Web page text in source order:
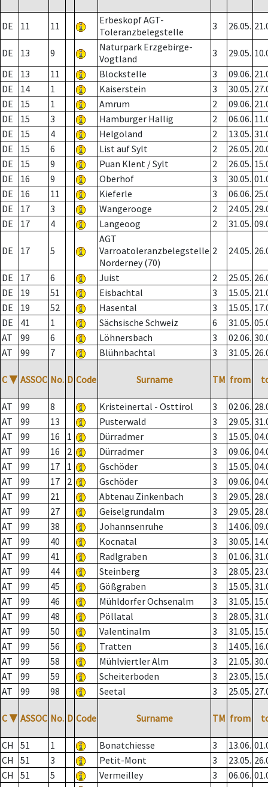
DE 11 11
Erbeskopf AGT-
Toleranzbelegstelle
3 26.05.
DE 13 9
Naturpark Erzgebirge-
Vogtland
3 29.05.
DE
13 11 Blockstelle 3 09.06.
DE
14 1 Kaiserstein 3 30.05.
DE
15 1 Amrum 2 09.06.
DE
15 3 Hamburger Hallig 2 06.06.
DE
15 4 Helgoland 2 13.05.
DE
15 6 List auf Sylt 2 26.05.
DE
15 9 Puan Klent / Sylt 2 26.05.
DE
16 9 Oberhof 3 30.05.
DE
16 11 Kieferle 3 06.06.
DE
17 3 Wangerooge 2 24.05.
DE
17 4 Langeoog 2 31.05.
DE 17 5
AGT
Varroatoleranzbelegstelle
Norderney (70)
2 24.05.
DE 17 6 Juist 2 25.05.
DE
19 51 Eisbachtal 3 15.05.
DE
19 52 Hasental 3 15.05.
DE
41 1 Sächsische Schweiz 6 31.05.
AT
99 6 Löhnersbach 3 02.06.
AT
99 7 Blühnbachtal 3 31.05.
C ▼ ASSOC No. D Code Surname TM from
AT 99 8 Kristeinertal - Osttirol 3 02.06.
AT
99 13 Pusterwald 3 29.05.
AT
99 16 1 Dürradmer 3 15.05.
AT
99 16 2 Dürradmer 3 09.06.
AT
99 17 1 Gschöder 3 15.05.
AT
99 17 2 Gschöder 3 09.06.
AT
99 21 Abtenau Zinkenbach 3 29.05.
AT
99 27 Geiselgrundalm 3 29.05.
AT
99 38 Johannsenruhe 3 14.06.
AT
99 40 Kocnatal 3 30.05.
AT
99 41 Radlgraben 3 01.06.
AT
99 44 Steinberg 3 28.05.
AT
99 45 Gößgraben 3 15.05.
AT
99 46 Mühldorfer Ochsenalm 3 31.05.
AT
99 48 Pöllatal 3 28.05.
AT
99 50 Valentinalm 3 31.05.
AT
99 56 Tratten 3 14.05.
AT
99 58 Mühlviertler Alm 3 21.05.
AT
99 59 Scheiterboden 3 23.05.
AT
99 98 Seetal 3 25.05.
C ▼ ASSOC No. D Code Surname TM from
CH 51 1 Bonatchiesse 3 13.06.
CH
51 3 Petit-Mont 3 23.05.
CH
51 5 Vermeilley 3 06.06.